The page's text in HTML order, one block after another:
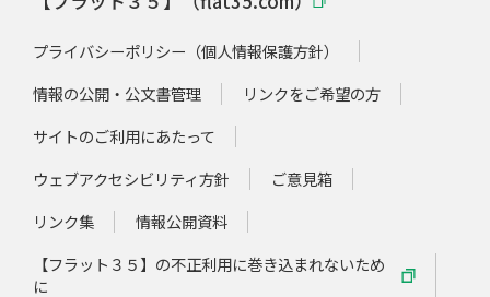
プライバシーポリシー（個人情報保護方針）
情報の公開・公文書管理
リンクをご希望の方
サイトのご利用にあたって
ウェブアクセシビリティ方針
ご意見箱
リンク集
情報公開資料
【フラット３５】の不正利用に巻き込まれないため
に